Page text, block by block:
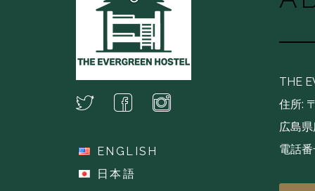
ENGLISH
日本語
THE
住所:
広島
電話